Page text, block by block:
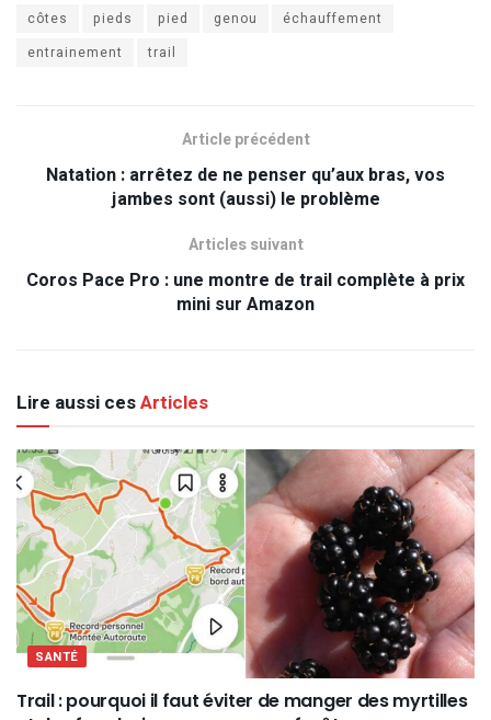
côtes
pieds pied genou
échauffement
entrainement
trail
Article précédent
Natation : arrêtez de ne penser qu’aux bras, vos
jambes sont (aussi) le problème
Articles suivant
Coros Pace Pro : une montre de trail complète à prix
mini sur Amazon
Lire aussi cesArticles
SANTÉ
Trail : pourquoi il faut éviter de manger des myrtilles